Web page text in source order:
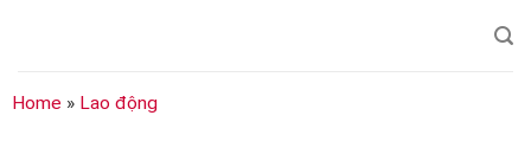
dung
Home » Lao động